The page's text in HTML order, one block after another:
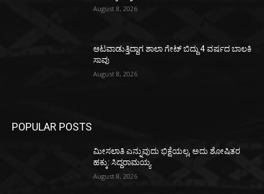
August 8, 2026
ಆಟವಾಡುತ್ತಿದ್ದಾಗ ಶಾಲಾ ಗೇಟ್‌ ಬಿದ್ದು 4 ವರ್ಷದ ಬಾಲಕಿ
ಸಾವು
August 8, 2026
POPULAR POSTS
ಮೀಸಲಾತಿ ಎನ್ನುವುದು ಭಿಕ್ಷೆಯಲ್ಲ, ಅದು ಶೋಷಿತರ
ಹಕ್ಕು: ಸಿದ್ದರಾಮಯ್ಯ
August 8, 2026